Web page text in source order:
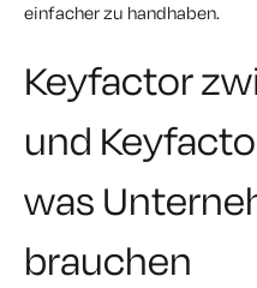
einfacher zu handhaben.
Keyfactor
und
was
brauchen